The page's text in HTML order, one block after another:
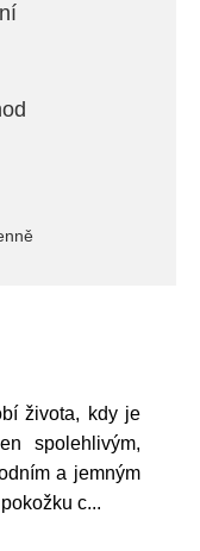
života, kdy je
spolehlivým,
a jemným
c...